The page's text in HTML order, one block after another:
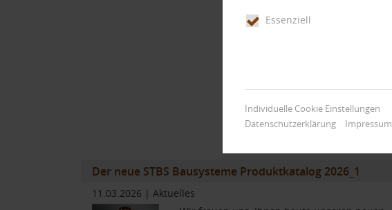
Der neue STBS Bausysteme Produktkatalog 2026_1
11.03.2026 | Aktuelles
Essenziell
Individuelle Cookie Einstellungen
Datenschutzerklärung
Impressum